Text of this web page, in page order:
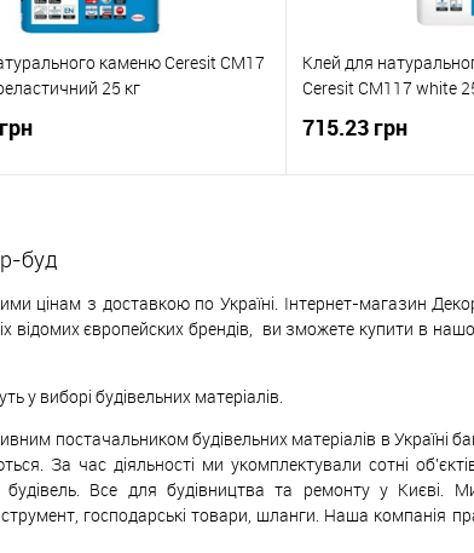
каменю Ceresit CM17
25 кг
Клей для
Ceresit CM117 white
715.23 грн
буд
цінам з доставкою по Україні. Інтернет-магазин
відомих європейскихбрендів, ви зможете купити в
у виборі будівельних матеріалів.
постачальником будівельних матеріалів в Україні
За час діяльності ми укомплектували сотні
будівель. Все для будівництва та ремонту у
господарські товари, шланги. Наша компанія